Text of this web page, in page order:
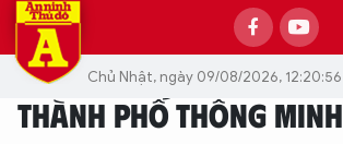
Chủ Nhật, ngày 09/08/2026, 12:20:56
THÀNH PHỐ THÔNG MINH